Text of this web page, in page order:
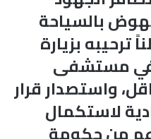
بالسياحة
ترحيبه بزيارة
في مستشفى
واستصدار قرار
لاستكمال